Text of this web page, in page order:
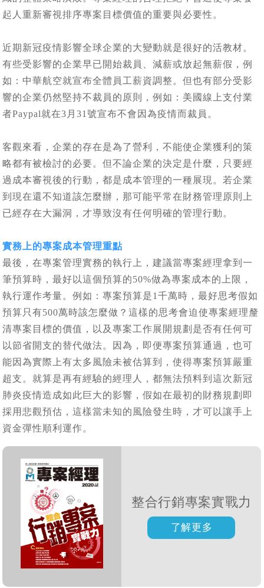
起人重新審視排序專案目標價值的重要與必要性。
近期新冠疫情影響全球企業的大變動就是很好的活教材。
有些受影響的企業早已開始裁員、減薪或放起無薪假，例
如：中華航空就宣布全體員工薪資調整。但也有部分受影
響的企業仍然堅持不裁員的原則，例如：美國線上支付業
者Paypal就在3月31號宣布不會因為疫情而裁員。
客觀來看，企業的存在是為了營利，不能使企業獲利的策
略都有被檢討的必要。但不論企業的決定是什麼，只要經
過成本審視後的行動，都是成本管理的一種展現。若企業
到現在還不知道該怎麼辦，那可能平常在財務管理原則上
已經存在大漏洞，才導致沒有任何明確的管理行動。
實務上的專案成本管理重點
最後，在專案管理實務的執行上，建議當專案經理拿到一
筆預算時，最好以這個預算的50%做為專案成本的上限，
執行運作考量。例如：專案預算是1千萬時，最好思考假如
預算只有500萬時該怎麼做？這樣的思考會迫使專案經理釐
清專案目標的價值，以及專案工作展開規劃是否有任何可
以節省開支的替代做法。因為，即便專案預算通過，也可
能因為實際上有太多風險未被估算到，使得專案預算嚴重
超支。就算是再有經驗的經理人，都無法預料到這次新冠
肺炎疫情造成如此巨大的影響，假如在最初的財務規劃即
採用悲觀預估，這樣當未知的風險發生時，才可以讓手上
資金彈性順利運作。
整合行銷專案實戰力